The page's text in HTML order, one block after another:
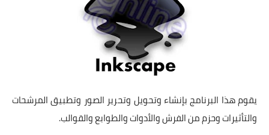
يقوم هذا البرنامج بإنشاء وتحويل وتحرير الصور وتطبيق المرشحات
والتأثيرات وحزم من الفرش والأدوات والطوابع والقوالب.